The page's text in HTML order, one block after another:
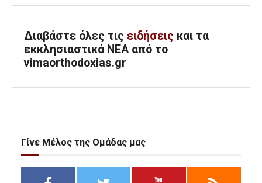
Διαβάστε όλες τις ειδήσεις και τα
εκκλησιαστικά ΝΕΑ από το
vimaorthodoxias.gr
Γίνε Μέλος της Ομάδας μας